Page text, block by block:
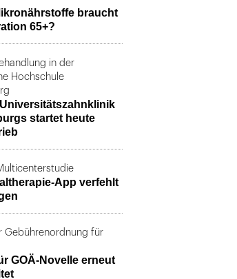
braucht
65+?
in der
Hochschule
startet heute
App verfehlt
Gebührenordnung für
GOÄ-Novelle erneut